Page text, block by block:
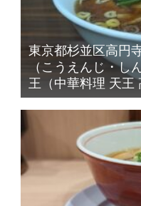
東京都杉並区高円
（こうえんじ・し
王（中華料理 天王